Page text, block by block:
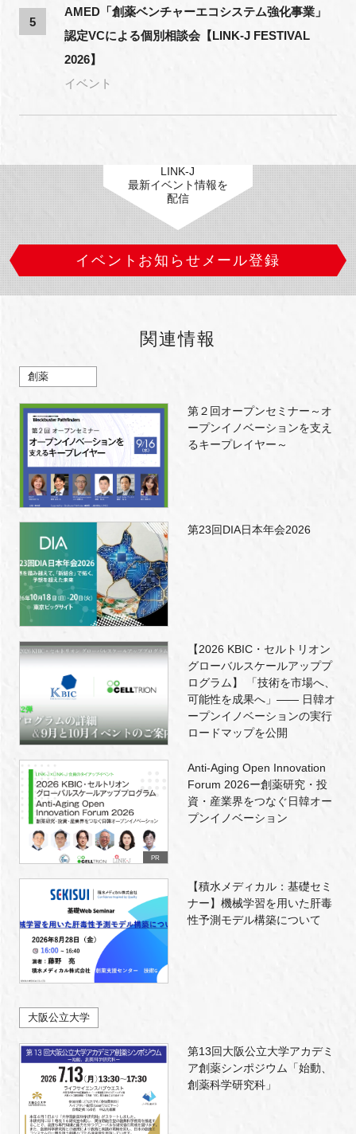
5
AMED「創薬ベンチャーエコシステム強化事業」
認定VCによる個別相談会【LINK-J FESTIVAL
2026】
イベント
LINK-J
最新イベント情報を
配信
イベントお知らせメール登録
関連情報
創薬
第２回オープンセミナー～オ
ープンイノベーションを支え
るキープレイヤー～
第23回DIA日本年会2026
【2026 KBIC・セルトリオン
グローバルスケールアッププ
ログラム】 「技術を市場へ、
可能性を成果へ」―― 日韓オ
ープンイノベーションの実行
ロードマップを公開
PR
Anti-Aging Open Innovation
Forum 2026ー創薬研究・投
資・産業界をつなぐ日韓オー
プンイノベーション
【積水メディカル：基礎セミ
ナー】機械学習を用いた肝毒
性予測モデル構築について
大阪公立大学
第13回大阪公立大学アカデミ
ア創薬シンポジウム「始動、
創薬科学研究科」